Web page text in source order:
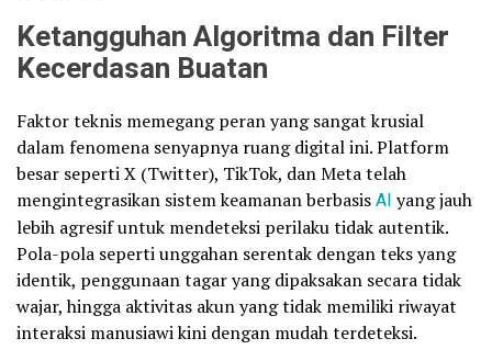
Ketangguhan Algoritma dan Filter
Kecerdasan Buatan
Faktor teknis memegang peran yang sangat krusial
dalam fenomena senyapnya ruang digital ini. Platform
besar seperti X (Twitter), TikTok, dan Meta telah
mengintegrasikan sistem keamanan berbasisAI yang jauh
lebih agresif untuk mendeteksi perilaku tidak autentik.
Pola-pola seperti unggahan serentak dengan teks yang
identik, penggunaan tagar yang dipaksakan secara tidak
wajar, hingga aktivitas akun yang tidak memiliki riwayat
interaksi manusiawi kini dengan mudah terdeteksi.